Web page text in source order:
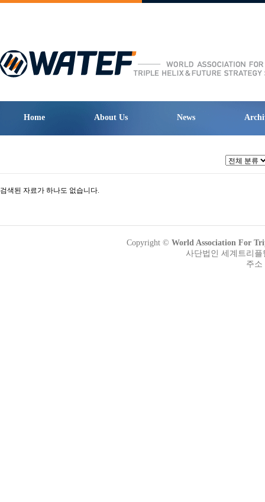
Home About Us News
검색된 자료가 하나도 없습니다.
Copyright © World Association For
사단법인 세계트리
주소